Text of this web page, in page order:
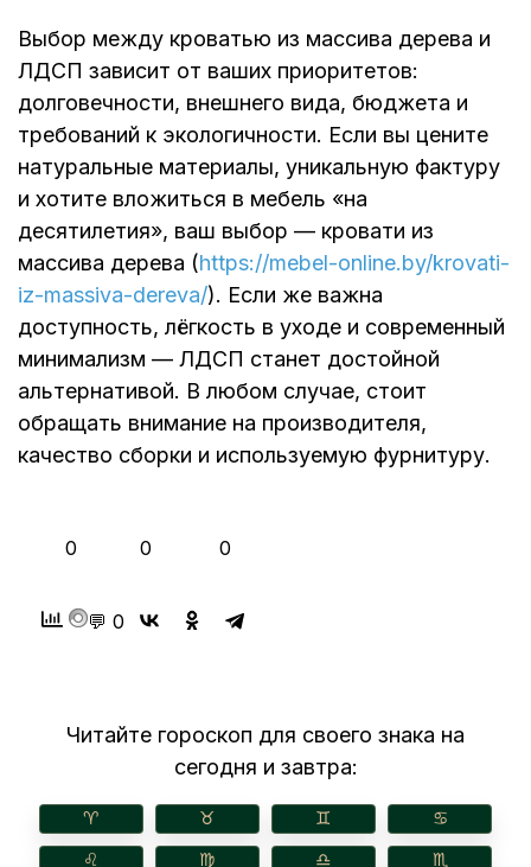
Выбор между кроватью из массива дерева и
ЛДСП зависит от ваших приоритетов:
долговечности, внешнего вида, бюджета и
требований к экологичности. Если вы цените
натуральные материалы, уникальную фактуру
и хотите вложиться в мебель «на
десятилетия», ваш выбор — кровати из
массива дерева (https://mebel-online.by/krovati-
iz-massiva-dereva/). Если же важна
доступность, лёгкость в уходе и современный
минимализм — ЛДСП станет достойной
альтернативой. В любом случае, стоит
обращать внимание на производителя,
качество сборки и используемую фурнитуру.
0 0 0
💬 0
Читайте гороскоп для своего знака на
сегодня и завтра:
♈︎ ♉︎ ♊︎ ♋︎
♌︎ ♍︎ ♎︎ ♏︎